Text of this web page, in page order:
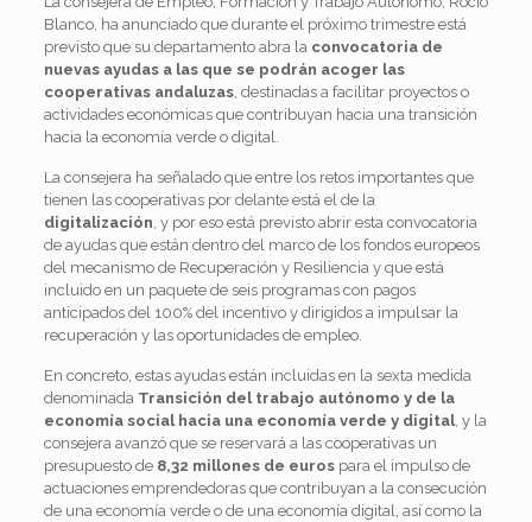
Blanco, ha anunciado que durante el próximo trimestre está
previsto que su departamento abra la convocatoria de
nuevas ayudas a las que se podrán acoger las
cooperativas andaluzas, destinadas a facilitar proyectos o
actividades económicas que contribuyan hacia una transición
hacia la economía verde o digital.
La consejera ha señalado que entre los retos importantes que
tienen las cooperativas por delante está el de la
digitalización, y por eso está previsto abrir esta convocatoria
de ayudas que están dentro del marco de los fondos europeos
del mecanismo de Recuperación y Resiliencia y que está
incluido en un paquete de seis programas con pagos
anticipados del 100% del incentivo y dirigidos a impulsar la
recuperación y las oportunidades de empleo.
En concreto, estas ayudas están incluidas en la sexta medida
denominada Transición del trabajo autónomo y de la
economía social hacia una economía verde y digital, y la
consejera avanzó que se reservará a las cooperativas un
presupuesto de 8,32 millones de eurospara el impulso de
actuaciones emprendedoras que contribuyan a la consecución
de una economía verde o de una economía digital, así como la